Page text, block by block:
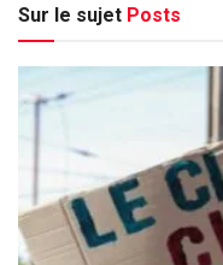
Sur le sujet Posts